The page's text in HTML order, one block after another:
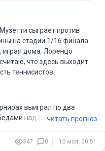
сыграет против
на стадии 1/16 финала
играя дома, Лоренцо
что здесь выходит
теннисистов.
выиграл по два
над Хуркачем,
форме.
читать прогноз
347 0 10 мая, 00:51